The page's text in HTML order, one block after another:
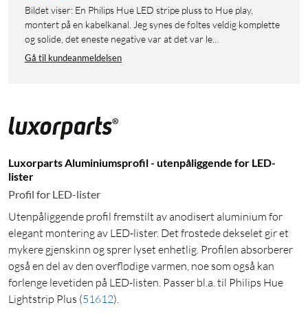
Bildet viser: En Philips Hue LED stripe pluss to Hue play,
montert på en kabelkanal. Jeg synes de føltes veldig komplette
og solide, det eneste negative var at det var le...
Gå til kundeanmeldelsen
Luxorparts Aluminiumsprofil - utenpåliggende for LED-
lister
Profil for LED-lister
Utenpåliggende profil fremstilt av anodisert aluminium for
elegant montering av LED-lister. Det frostede dekselet gir et
mykere gjenskinn og sprer lyset enhetlig. Profilen absorberer
også en del av den overflødige varmen, noe som også kan
forlenge levetiden på LED-listen. Passer bl.a. til Philips Hue
Lightstrip Plus (51612).